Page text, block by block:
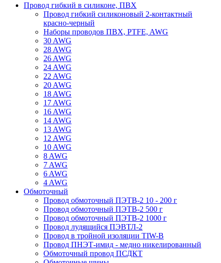
Провод гибкий в силиконе, ПВХ
Провод гибкий силиконовый 2-контактный
красно-черный
Наборы проводов ПВХ, PTFE, AWG
30 AWG
28 AWG
26 AWG
24 AWG
22 AWG
20 AWG
18 AWG
17 AWG
16 AWG
14 AWG
13 AWG
12 AWG
10 AWG
8 AWG
7 AWG
6 AWG
4 AWG
Обмоточный
Провод обмоточный ПЭТВ-2 10 - 200 г
Провод обмоточный ПЭТВ-2 500 г
Провод обмоточный ПЭТВ-2 1000 г
Провод лудящийся ПЭВТЛ-2
Провод в тройной изоляции TIW-B
Провод ПНЭТ-имид - медно никелированный
Обмоточный провод ПСДКТ